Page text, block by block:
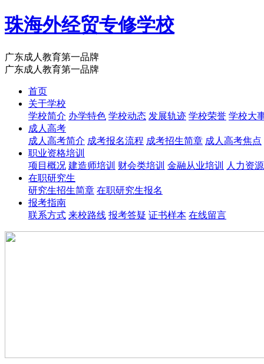
珠海外经贸专修学校
广东成人教育第一品牌
广东成人教育第一品牌
首页
关于学校
学校简介 办学特色 学校动态 发展轨迹 学校荣誉 学校大
成人高考
成人高考简介 成考报名流程 成考招生简章 成人高考焦点
职业资格培训
项目概况 建造师培训 财会类培训 金融从业培训
人力资
在职研究生
研究生招生简章 在职研究生报名
报考指南
联系方式 来校路线 报考答疑 证书样本 在线留言